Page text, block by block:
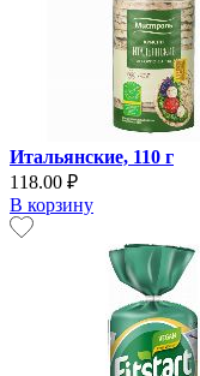
Итальянские, 110 г
118.00 ₽
В корзину